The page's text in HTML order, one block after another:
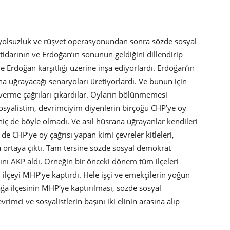
ve rüşvet operasyonundan sonra sözde sosyal
ve Erdoğan’ın sonunun geldiğini dillendirip
karşıtlığı üzerine inşa ediyorlardı. Erdoğan’ın
senaryoları üretiyorlardı. Ve bunun için
çağrıları çıkardılar. Oyların bölünmemesi
devrimciyim diyenlerin birçoğu CHP’ye oy
de böyle olmadı. Ve asıl hüsrana uğrayanlar kendileri
CHP’ye oy çağrısı yapan kimi çevreler kitleleri,
çıktı. Tam tersine sözde sosyal demokrat
AKP aldı. Örneğin bir önceki dönem tüm ilçeleri
MHP’ye kaptırdı. Hele işçi ve emekçilerin yoğun
ilçesinin MHP’ye kaptırılması, sözde sosyal
ve sosyalistlerin başını iki elinin arasına alıp